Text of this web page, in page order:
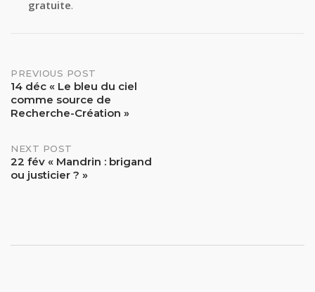
gratuite.
Post
navigation
PREVIOUS POST
14 déc « Le bleu du ciel
comme source de
Recherche-Création »
NEXT POST
22 fév « Mandrin : brigand
ou justicier ? »